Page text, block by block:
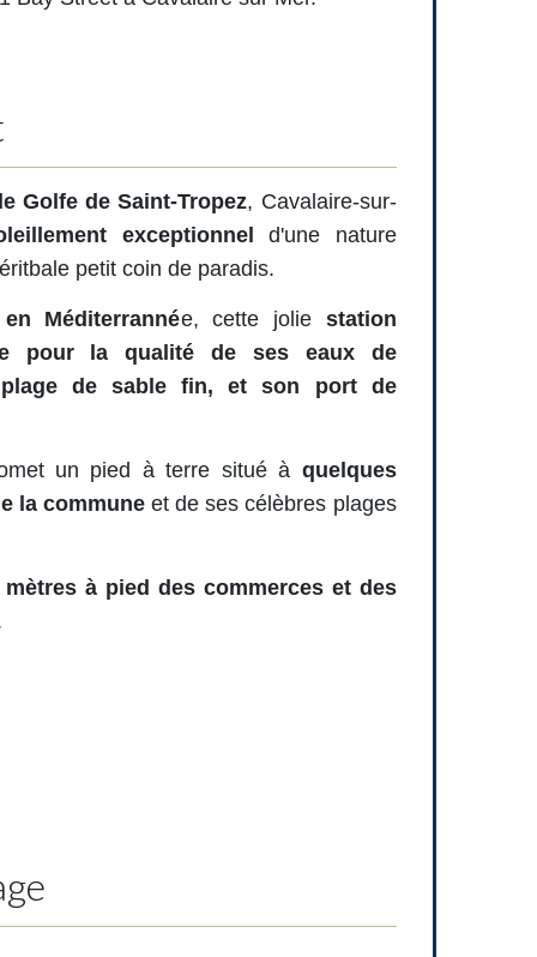
Golfe de Saint-Tropez, Cavalaire-sur-
exceptionneld'une nature
petit coin de paradis.
Méditerrannée, cette jolie station
pour la qualité de ses eaux de
plage de sable fin, et son port de
un pied à terre situé à quelques
la communeet de ses célèbres plages
mètres à pied des commerces et des